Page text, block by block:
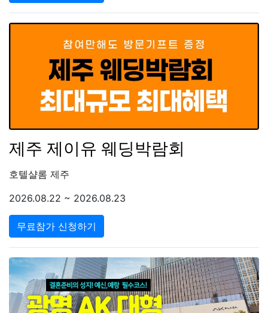
제주 제이유 웨딩박람회
호텔샬롬 제주
2026.08.22 ~ 2026.08.23
무료참가 신청하기